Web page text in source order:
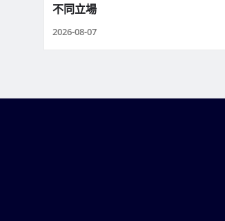
不同立場
2026-08-07